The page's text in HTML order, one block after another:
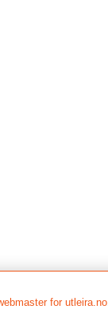
for utleira.no